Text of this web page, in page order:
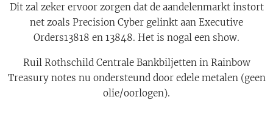
Dit zal zeker ervoor zorgen dat de aandelenmarkt instort
net zoals Precision Cyber gelinkt aan Executive
Orders13818 en 13848. Het is nogal een show.
Ruil Rothschild Centrale Bankbiljetten in Rainbow
Treasury notes nu ondersteund door edele metalen (geen
olie/oorlogen).